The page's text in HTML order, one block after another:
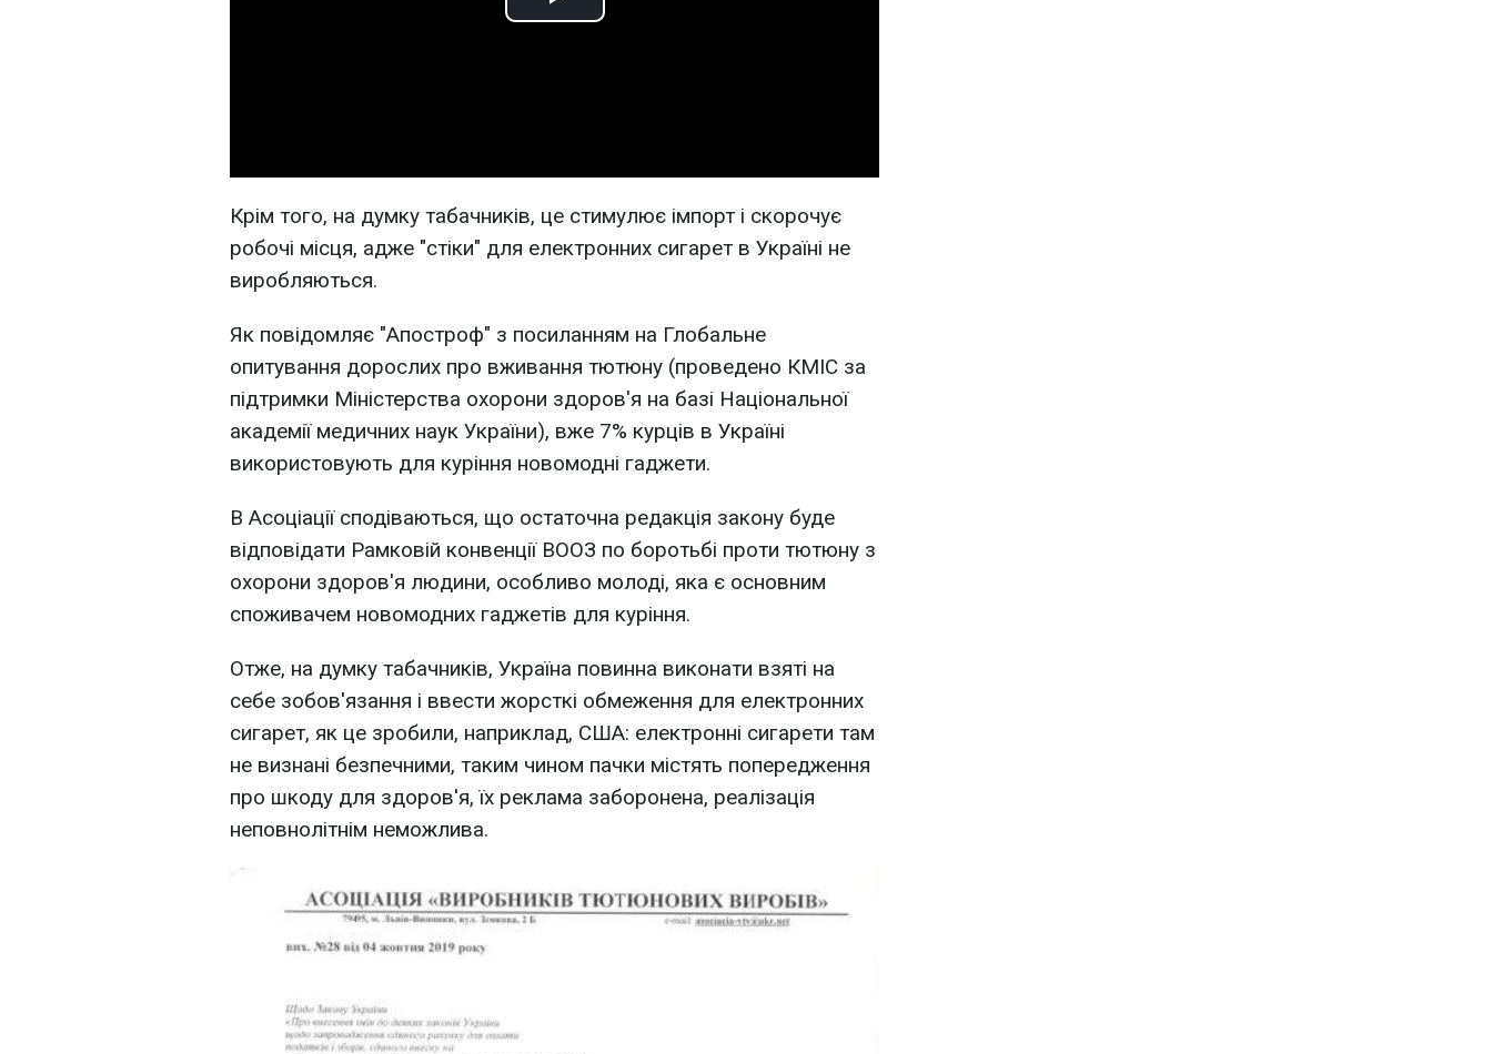
Play
Крім того, на думку табачників, це стимулює імпорт і скорочує
робочі місця, адже "стіки" для електронних сигарет в Україні не
виробляються.
Як повідомляє "Апостроф" з посиланням на Глобальне
опитування дорослих про вживання тютюну (проведено КМІС за
підтримки Міністерства охорони здоров'я на базі Національної
академії медичних наук України), вже 7% курців в Україні
використовують для куріння новомодні гаджети.
В Асоціації сподіваються, що остаточна редакція закону буде
відповідати Рамковій конвенції ВООЗ по боротьбі проти тютюну з
охорони здоров'я людини, особливо молоді, яка є основним
споживачем новомодних гаджетів для куріння.
Отже, на думку табачників, Україна повинна виконати взяті на
себе зобов'язання і ввести жорсткі обмеження для електронних
сигарет, як це зробили, наприклад, США: електронні сигарети там
не визнані безпечними, таким чином пачки містять попередження
про шкоду для здоров'я, їх реклама заборонена, реалізація
неповнолітнім неможлива.